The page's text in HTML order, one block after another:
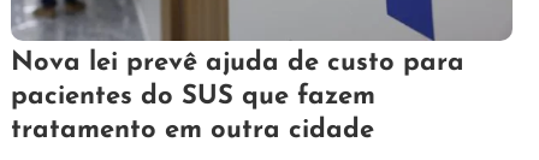
22
abril
de
Maurilio
Nova lei prevê ajuda de custo para
pacientes do SUS que fazem
tratamento em outra cidade